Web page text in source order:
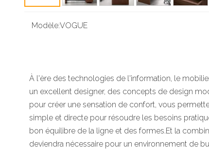
Modèle:VOGUE
À l'ère des technologies de l'information, le
un excellent designer, des concepts de design
pour créer une sensation de confort, vous
simple et directe pour résoudre les besoins
bon équilibre de la ligne et des formes.Et la
deviendra nécessaire pour un environnement de